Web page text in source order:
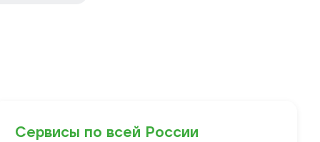
Сервисы по всей России